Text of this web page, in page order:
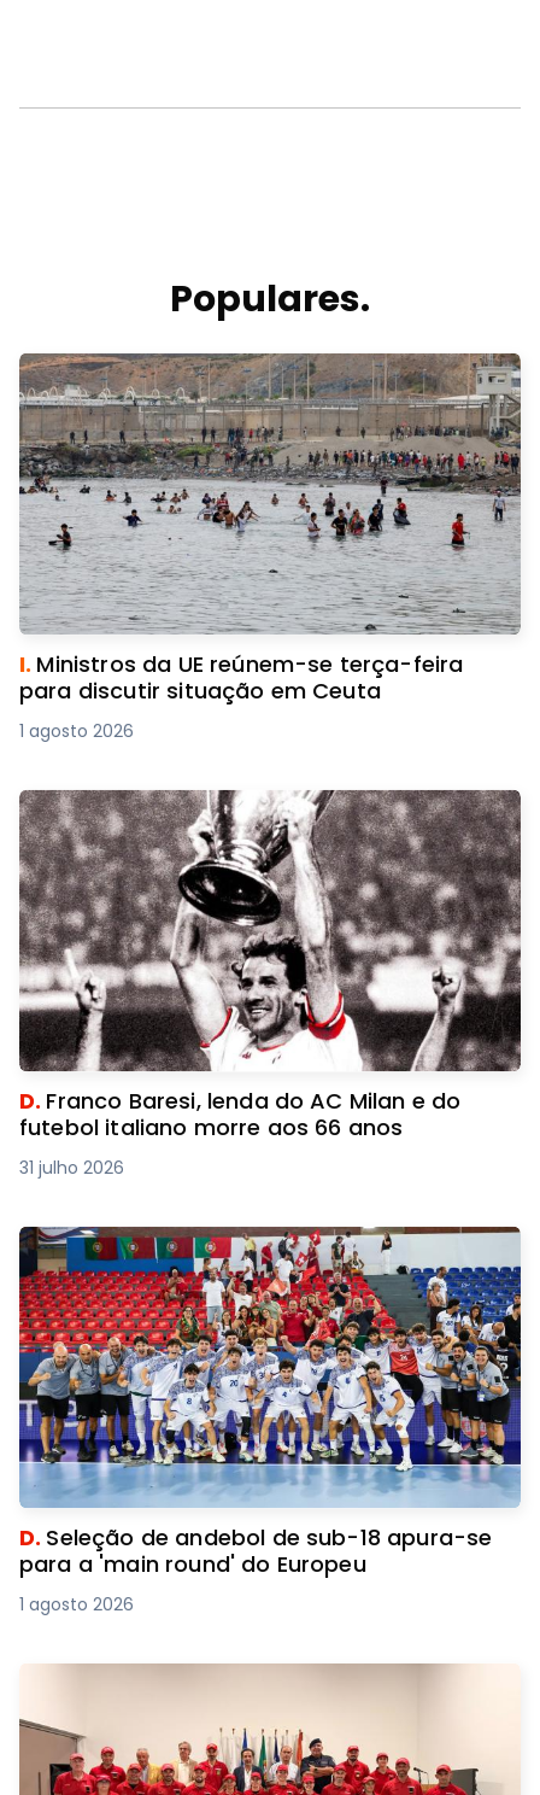
Populares.
I. Ministros da UE reúnem-se terça-feira
para discutir situação em Ceuta
1 agosto 2026
D. Franco Baresi, lenda do AC Milan e do
futebol italiano morre aos 66 anos
31 julho 2026
D. Seleção de andebol de sub-18 apura-se
para a 'main round' do Europeu
1 agosto 2026